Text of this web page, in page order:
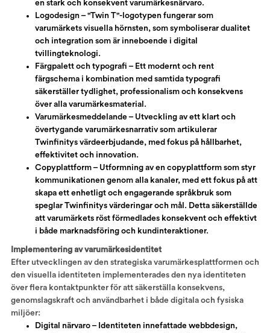
en stark och konsekvent varumärkesnärvaro.
Logodesign – "Twin T"-logotypen fungerar som
varumärkets visuella hörnsten, som symboliserar dualitet
och integration som är inneboende i digital
tvillingteknologi.
Färgpalett och typografi – Ett modernt och rent
färgschema i kombination med samtida typografi
säkerställer tydlighet, professionalism och konsekvens
över alla varumärkesmaterial.
Varumärkesmeddelande – Utveckling av ett klart och
övertygande varumärkesnarrativ som artikulerar
Twinfinitys värdeerbjudande, med fokus på hållbarhet,
effektivitet och innovation.
Copyplattform – Utformning av en copyplattform som styr
kommunikationen genom alla kanaler, med ett fokus på att
skapa ett enhetligt och engagerande språkbruk som
speglar Twinfinitys värderingar och mål. Detta säkerställde
att varumärkets röst förmedlades konsekvent och effektivt
i både marknadsföring och kundinteraktioner.
Implementering av varumärkesidentitet
Efter utvecklingen av den strategiska varumärkesplattformen och
den visuella identiteten implementerades den nya identiteten
över flera kontaktpunkter för att säkerställa konsekvens,
genomslagskraft och användbarhet i både digitala och fysiska
miljöer:
Digital närvaro – Identiteten innefattade webbdesign,